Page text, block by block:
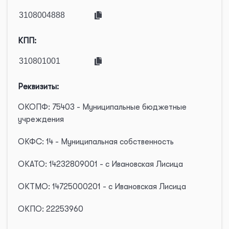
КПП:
Реквизиты:
ОКОПФ: 75403 - Муниципальные бюджетные
учреждения
ОКФС: 14 - Муниципальная собственность
ОКАТО: 14232809001 - с Ивановская Лисица
ОКТМО: 14725000201 - с Ивановская Лисица
ОКПО: 22253960